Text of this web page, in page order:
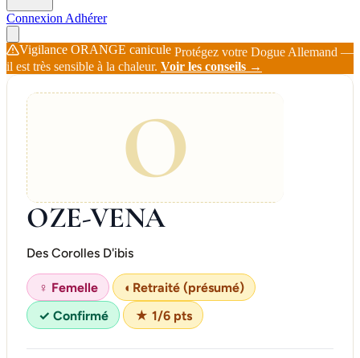
Connexion Adhérer
Vigilance ORANGE canicule Protégez votre Dogue Allemand —
il est très sensible à la chaleur. Voir les conseils →
O
OZE-VENA
Des Corolles D'ibis
♀ Femelle ◐ Retraité (présumé)
✓ Confirmé
★ 1/6 pts